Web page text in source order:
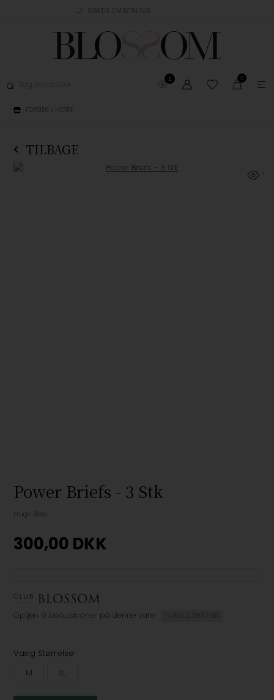
GRATIS OMBYTNING
1 0
FORSIDE » HERRE
TILBAGE
Power Briefs - 3 Stk
Hugo Boss
300,00 DKK
Optjen 9 bonuskroner på denne vare TILMELD DIG HER
Vælg Størrelse
M
XL
1